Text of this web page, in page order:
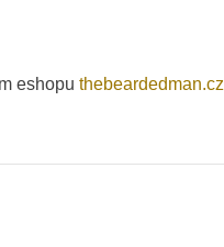
eshopu thebeardedman.cz